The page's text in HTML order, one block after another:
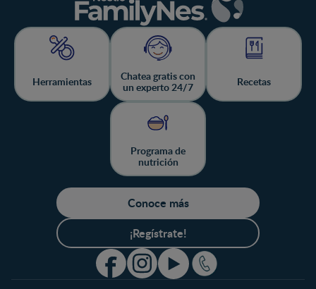
Herramientas
Chatea gratis con
un experto 24/7
Recetas
Programa de
nutrición
Conoce más
¡Regístrate!